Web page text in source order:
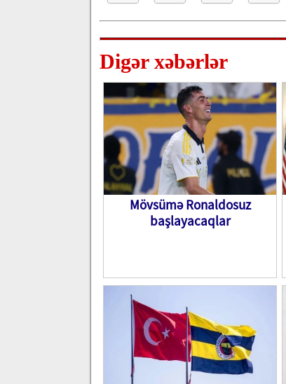
Digər xəbərlər
Mövsümə Ronaldosuz
başlayacaqlar